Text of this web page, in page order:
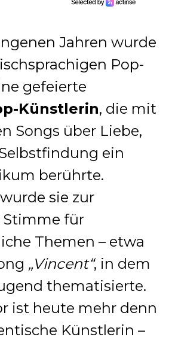
Jahren wurde
Pop-
gefeierte
Künstlerin, die mit
Songs über Liebe,
ein
berührte.
sie zur
für
Themen – etwa
„Vincent“, in dem
thematisierte.
ist heute mehr denn
Künstlerin –